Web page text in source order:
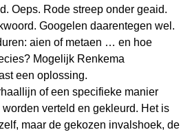
Oeps. Rode streep onder geaid.
Googelen daarentegen wel.
aien of metaen … en hoe
Mogelijk Renkema
een oplossing.
of een specifieke manier
verteld en gekleurd. Het is
maar de gekozen invalshoek, de